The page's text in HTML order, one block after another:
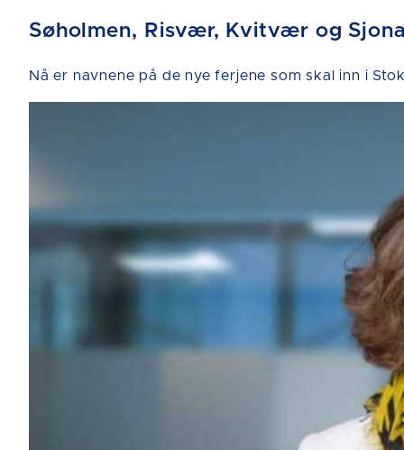
Søholmen, Risvær, Kvitvær og
Nå er navnene på de nye ferjene som skal inn i